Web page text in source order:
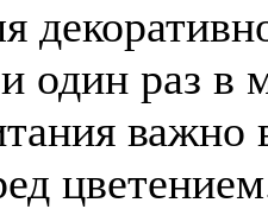
один раз